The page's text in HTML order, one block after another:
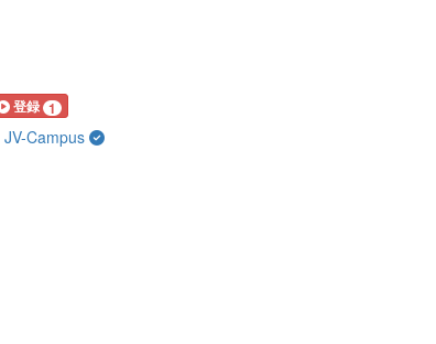
登録 1
JV-Campus